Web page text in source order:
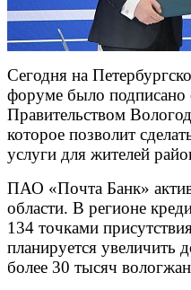
Сегодня на
форуме было подписано
Правительством
которое позволит
услуги для жителей
ПАО «Почта Банк»
области. В регионе
134 точками
планируется увеличить
более 30 тысяч